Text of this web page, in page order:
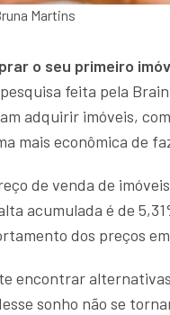
Martins
o seu primeiro
feita pela
adquirir imóveis,
mais econômica de
de venda de
acumulada é de
dos preços
encontrar
sonho não se